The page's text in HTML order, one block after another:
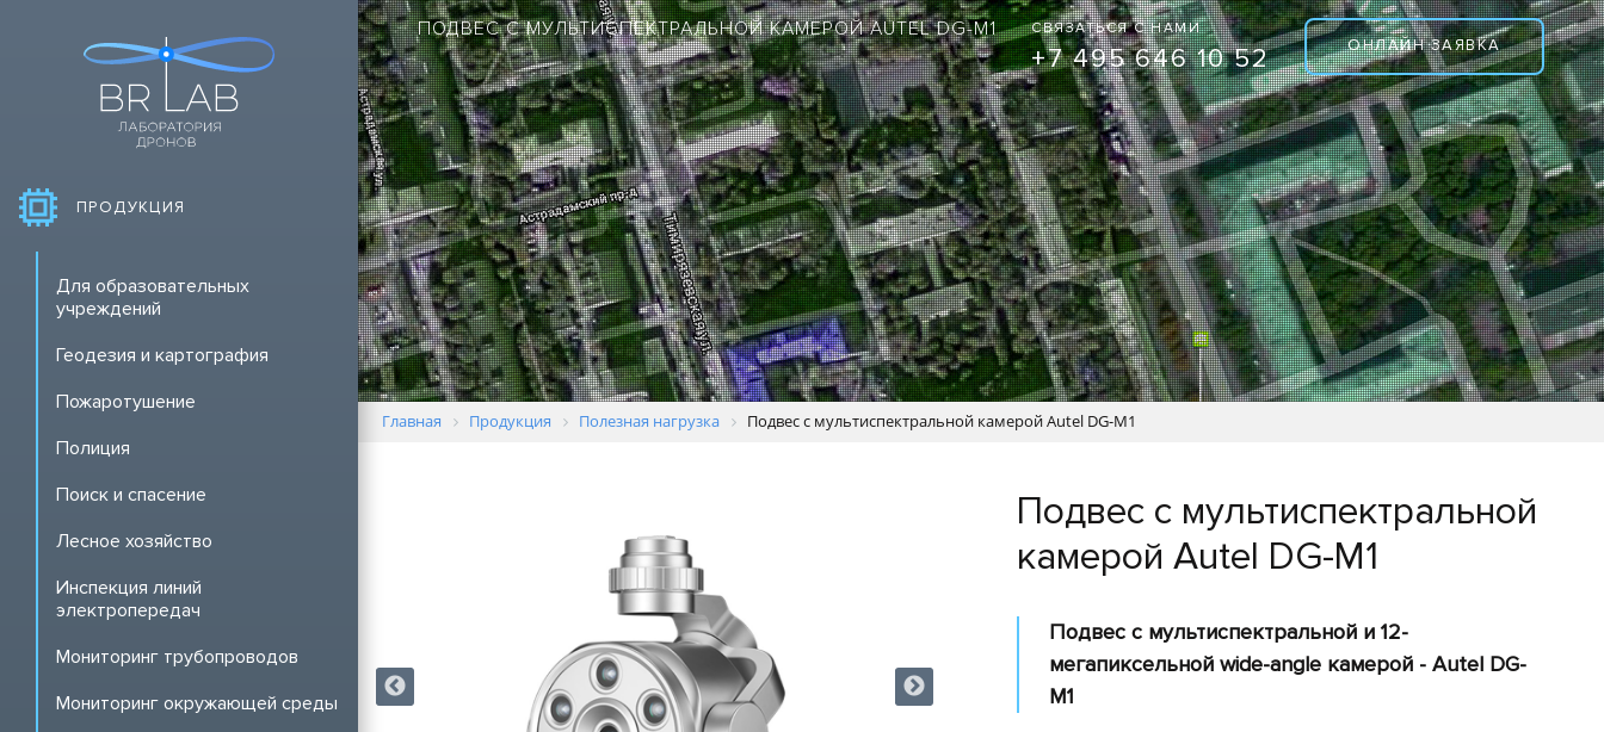
ПРОДУКЦИЯ
Для образовательных
учреждений
Геодезия и картография
Пожаротушение
Полиция
Поиск и спасение
Лесное хозяйство
Инспекция линий
электропередач
Мониторинг трубопроводов
Мониторинг окружающей среды
ПОДВЕС С МУЛЬТИСПЕКТРАЛЬНОЙ КАМЕРОЙ AUTEL DG-M1 СВЯЗАТЬСЯ С НАМИ
+7 495 646 10 52 ОНЛАЙН ЗАЯВКА
Главная Продукция Полезная нагрузка Подвес с мультиспектральной камерой Autel DG-M1
Подвес с мультиспектральной
камерой Autel DG-M1
Подвес с мультиспектральной и 12-
мегапиксельной wide-angle камерой - Autel DG-
M1